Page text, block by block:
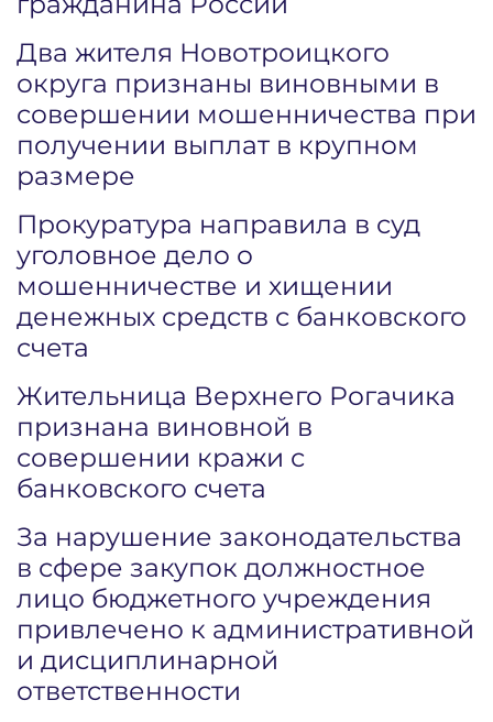
Два жителя Новотроицкого
округа признаны виновными в
совершении мошенничества при
получении выплат в крупном
размере
Прокуратура направила в суд
уголовное дело о
мошенничестве и хищении
денежных средств с банковского
счета
Жительница Верхнего Рогачика
признана виновной в
совершении кражи с
банковского счета
За нарушение законодательства
в сфере закупок должностное
лицо бюджетного учреждения
привлечено к административной
и дисциплинарной
ответственности